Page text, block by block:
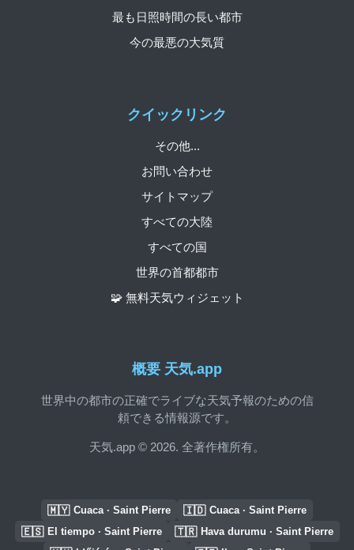
概要 天気.app
世界中の都市の正確でライブな天気予報のための信
頼できる情報源です。
天気.app © 2026. 全著作権所有。
クイックリンク
その他...
お問い合わせ
サイトマップ
すべての大陸
すべての国
世界の首都都市
🧩 無料天気ウィジェット
最も日照時間の長い都市
今の最悪の大気質
🇲🇾 Cuaca · Saint Pierre 🇮🇩 Cuaca · Saint Pierre
🇪🇸 El tiempo · Saint Pierre 🇹🇷 Hava durumu · Saint Pierre